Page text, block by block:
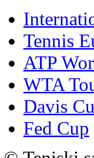
Tennis
ATP
WTA
Davis
Fed Cup